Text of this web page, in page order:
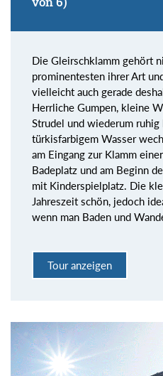
Die Gleirschklamm gehört
prominentesten ihrer Art
vielleicht auch gerade
Herrliche Gumpen, kleine
Strudel und wiederum
türkisfarbigem Wasser
am Eingang zur Klamm
Badeplatz und am Beginn
mit Kinderspielplatz. Die
Jahreszeit schön, jedoch
wenn man Baden und
Tour anzeigen